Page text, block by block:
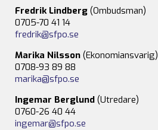
Fredrik Lindberg (Ombudsman)
0705-70 41 14
fredrik@sfpo.se
Marika Nilsson (Ekonomiansvarig)
0708-93 89 88
marika@sfpo.se
Ingemar Berglund (Utredare)
0760-26 40 44
ingemar@sfpo.se